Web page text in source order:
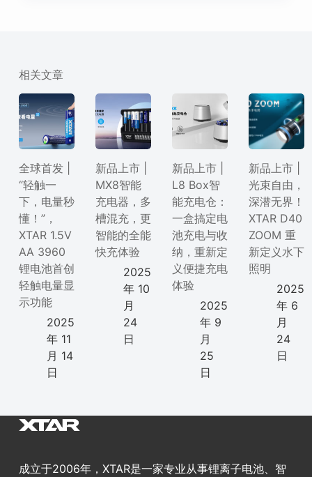
相关文章
全球首发 |
“轻触一
下，电量秒
懂！”，
XTAR 1.5V
AA 3960
锂电池首创
轻触电量显
示功能
2025
年 11
月 14
日
新品上市 |
MX8智能
充电器，多
槽混充，更
智能的全能
快充体验
2025
年 10
月
24
日
新品上市 |
L8 Box智
能充电仓：
一盒搞定电
池充电与收
纳，重新定
义便捷充电
体验
2025
年 9
月
25
日
新品上市 |
光束自由，
深潜无界！
XTAR D40
ZOOM 重
新定义水下
照明
2025
年 6
月
24
日
成立于2006年，XTAR是一家专业从事锂离子电池、智